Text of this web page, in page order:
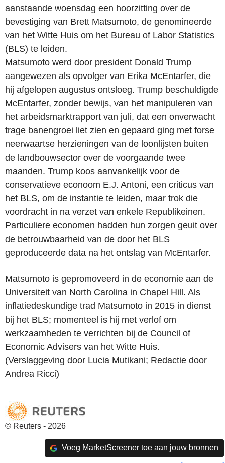
aanstaande woensdag een hoorzitting over de
bevestiging van Brett Matsumoto, de genomineerde
van het Witte Huis om het Bureau of Labor Statistics
(BLS) te leiden.
Matsumoto werd door president Donald Trump
aangewezen als opvolger van Erika McEntarfer, die
hij afgelopen augustus ontsloeg. Trump beschuldigde
McEntarfer, zonder bewijs, van het manipuleren van
het arbeidsmarktrapport van juli, dat een onverwacht
trage banengroei liet zien en gepaard ging met forse
neerwaartse herzieningen van de loonlijsten buiten
de landbouwsector over de voorgaande twee
maanden. Trump koos aanvankelijk voor de
conservatieve econoom E.J. Antoni, een criticus van
het BLS, om de instantie te leiden, maar trok die
voordracht in na verzet van enkele Republikeinen.
Particuliere economen hadden hun zorgen geuit over
de betrouwbaarheid van de door het BLS
geproduceerde data na het ontslag van McEntarfer.
Matsumoto is gepromoveerd in de economie aan de
Universiteit van North Carolina in Chapel Hill. Als
inflatiedeskundige trad Matsumoto in 2015 in dienst
bij het BLS; momenteel is hij met verlof om
werkzaamheden te verrichten bij de Council of
Economic Advisers van het Witte Huis.
(Verslaggeving door Lucia Mutikani; Redactie door
Andrea Ricci)
© Reuters - 2026
Voeg MarketScreener toe aan jouw bronnen